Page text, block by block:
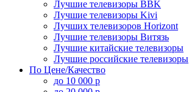
Лучшие телевизоры BBK
Лучшие телевизоры Kivi
Лучших телевизоров Horizont
Лучшие телевизоры Витязь
Лучшие китайские телевизоры
Лучшие российские телевизоры
По Цене/Качество
до 10 000 р